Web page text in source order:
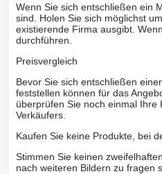
Wenn Sie sich entschließen ein
sind. Holen Sie sich möglichst
existierende Firma ausgibt.
durchführen.
Preisvergleich
Bevor Sie sich entschließen
feststellen können für das
überprüfen Sie noch einmal
Verkäufers.
Kaufen Sie keine Produkte, bei
Stimmen Sie keinen
nach weiteren Bildern zu fragen